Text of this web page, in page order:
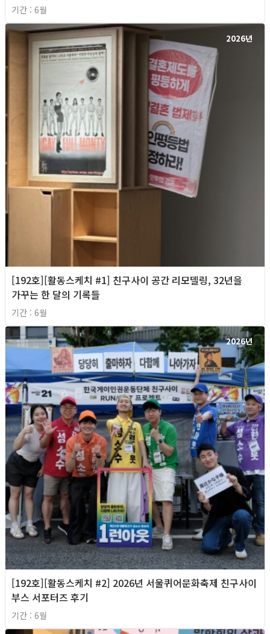
기간 : 6월
2026년
[192호][활동스케치 #1] 친구사이 공간 리모델링, 32년을
가꾸는 한 달의 기록들
기간 : 6월
2026년
[192호][활동스케치 #2] 2026년 서울퀴어문화축제 친구사이
부스 서포터즈 후기
기간 : 6월